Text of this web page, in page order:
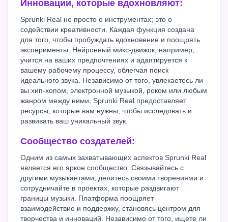
Инновации, которые вдохновляют:
Sprunki Real не просто о инструментах; это о
содействии креативности. Каждая функция создана
для того, чтобы пробуждать вдохновение и поощрять
эксперименты. Нейронный микс-движок, например,
учится на ваших предпочтениях и адаптируется к
вашему рабочему процессу, облегчая поиск
идеального звука. Независимо от того, увлекаетесь ли
вы хип-хопом, электронной музыкой, роком или любым
жанром между ними, Sprunki Real предоставляет
ресурсы, которые вам нужны, чтобы исследовать и
развивать ваш уникальный звук.
Сообщество создателей:
Одним из самых захватывающих аспектов Sprunki Real
является его яркое сообщество. Связывайтесь с
другими музыкантами, делитесь своими творениями и
сотрудничайте в проектах, которые раздвигают
границы музыки. Платформа поощряет
взаимодействие и поддержку, становясь центром для
творчества и инноваций. Независимо от того, ищете ли